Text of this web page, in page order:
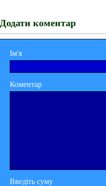
Додати коментар
Ім'я
Коментар
Введіть суму